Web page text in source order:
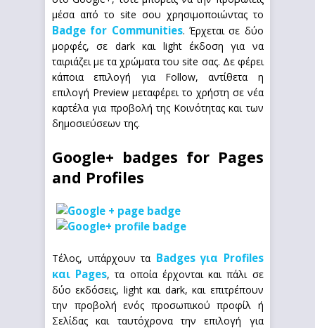
μέσα από το site σου χρησιμοποιώντας το
Badge for Communities. Έρχεται σε δύο
μορφές, σε dark και light έκδοση για να
ταιριάζει με τα χρώματα του site σας. Δε φέρει
κάποια επιλογή για Follow, αντίθετα η
επιλογή Preview μεταφέρει το χρήστη σε νέα
καρτέλα για προβολή της Κοινότητας και των
δημοσιεύσεων της.
Google+ badges for Pages
and Profiles
Τέλος, υπάρχουν τα Badges για Profiles
και Pages, τα οποία έρχονται και πάλι σε
δύο εκδόσεις, light και dark, και επιτρέπουν
την προβολή ενός προσωπικού προφίλ ή
Σελίδας και ταυτόχρονα την επιλογή για